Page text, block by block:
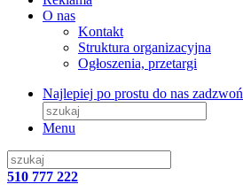
O nas
Kontakt
Struktura organizacyjna
Ogłoszenia, przetargi
Najlepiej po prostu do nas zadzwoń
Menu
510 777 222